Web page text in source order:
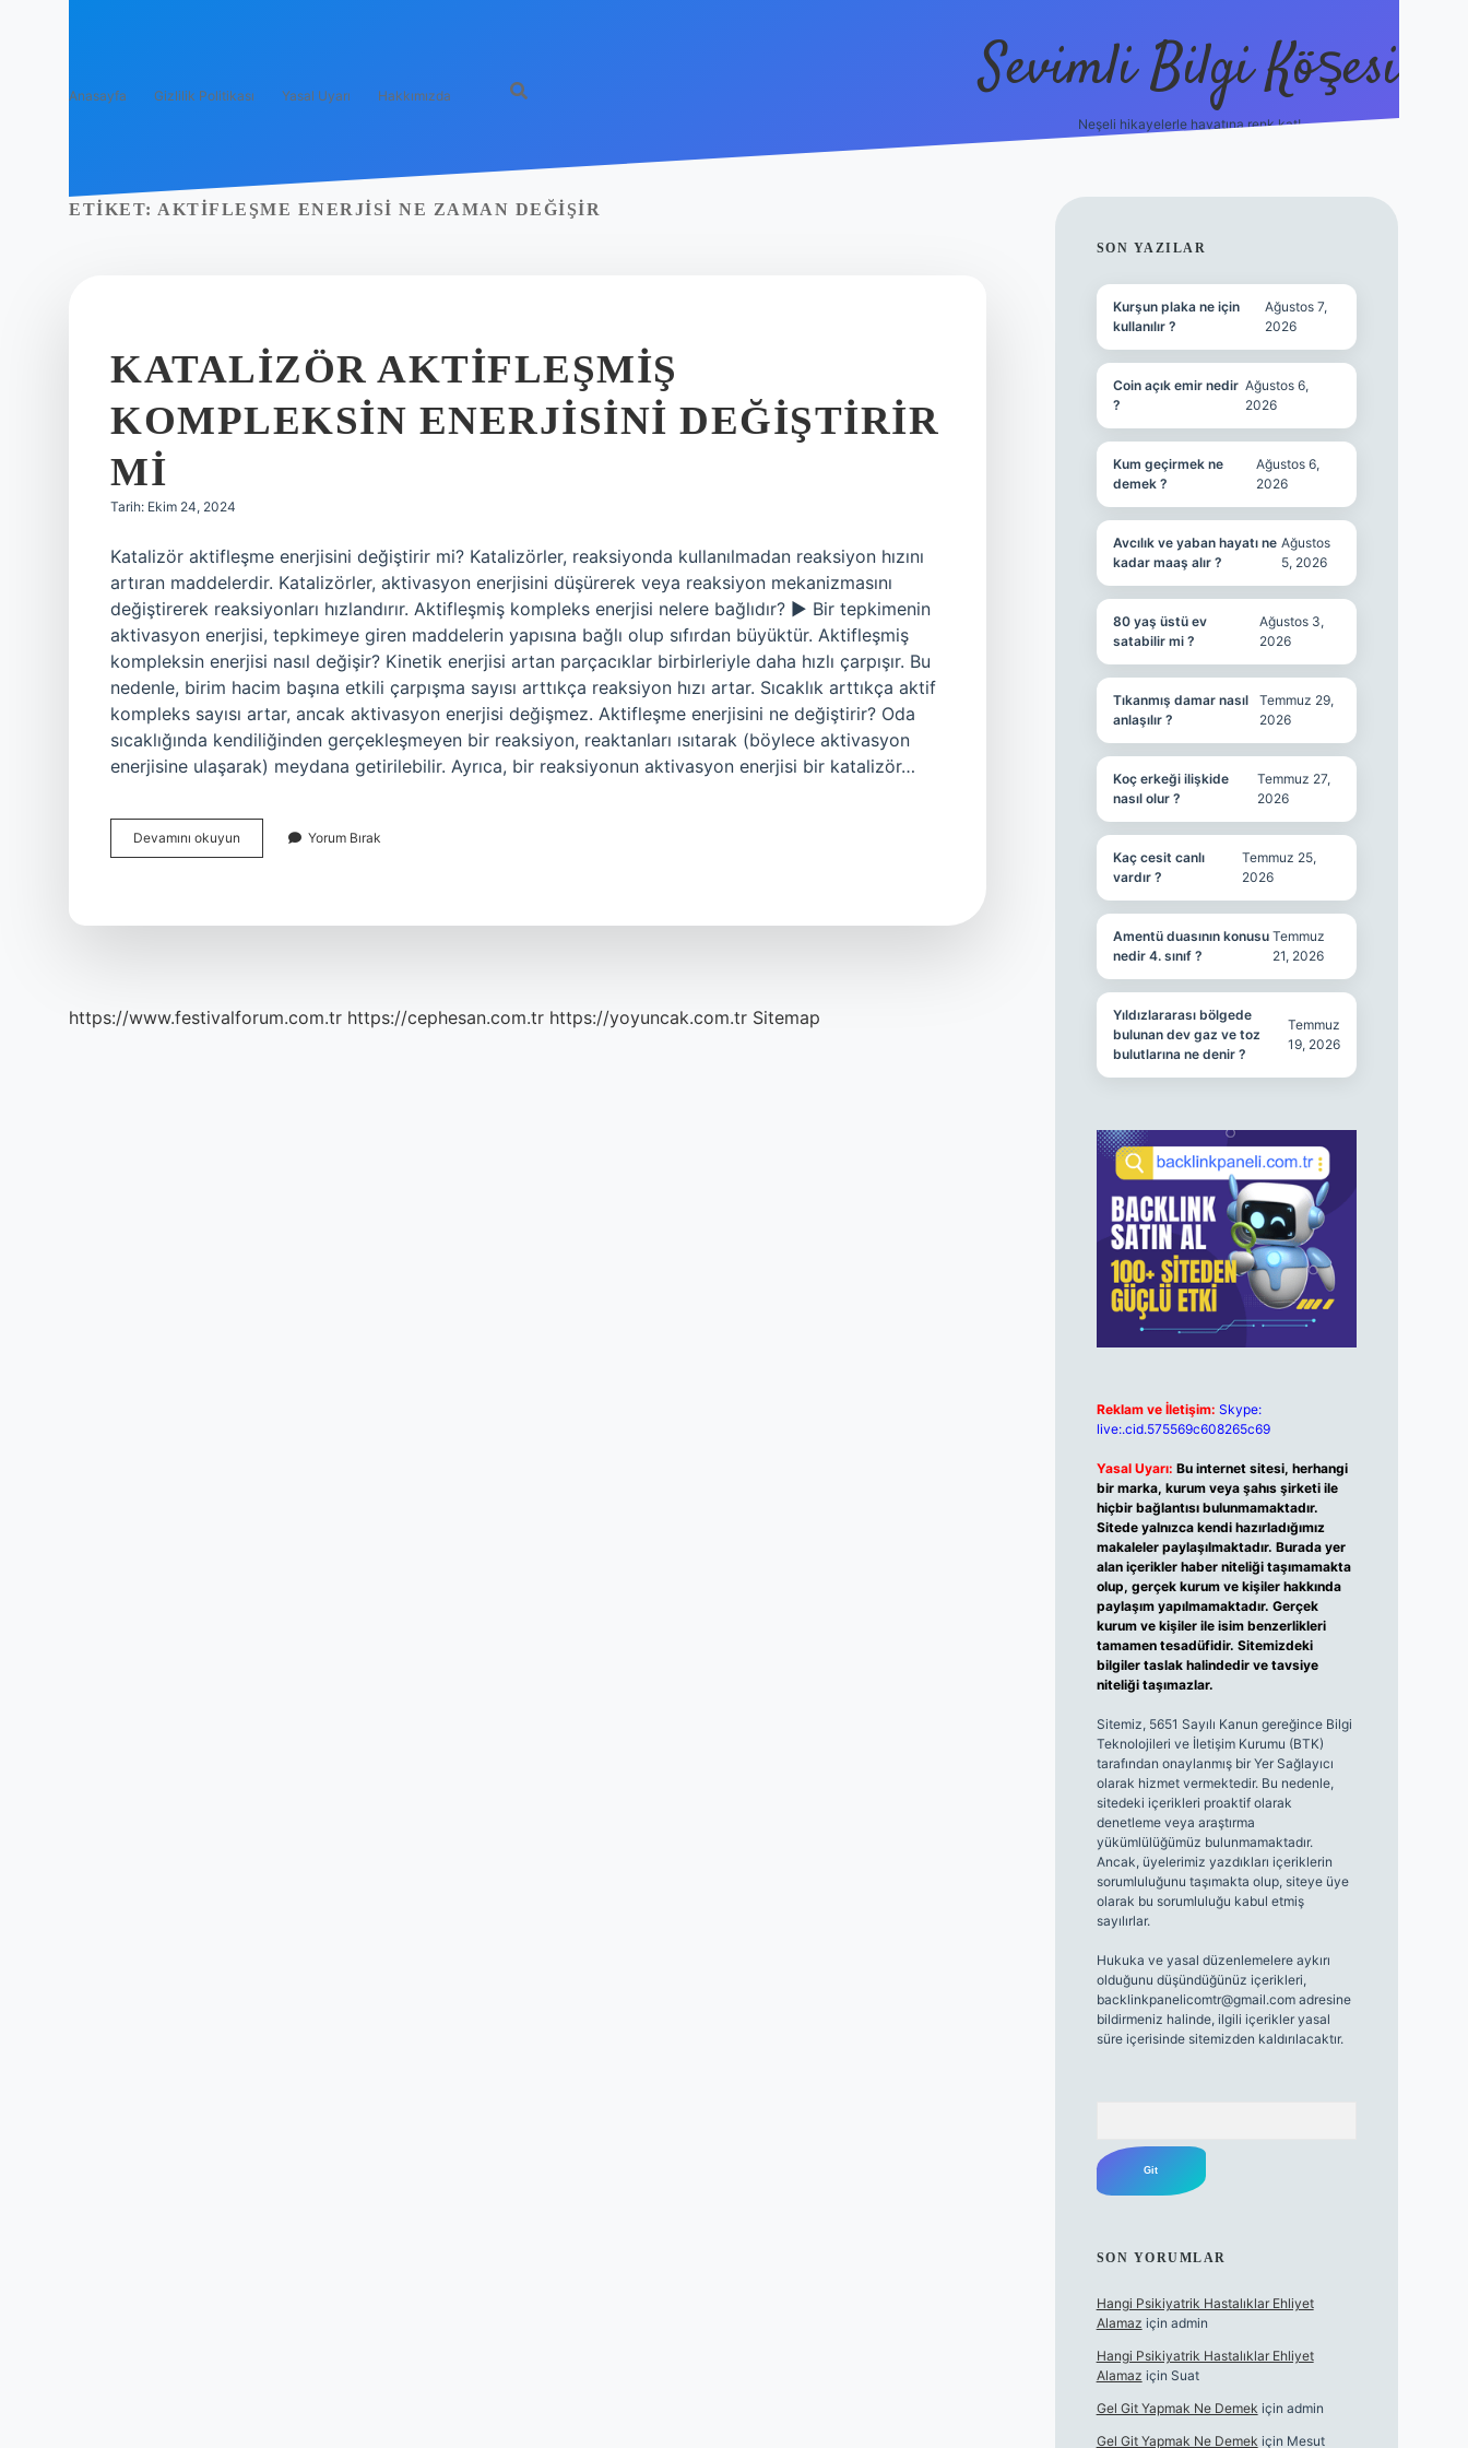
Anasayfa Gizlilik Politikası Yasal Uyarı Hakkımızda Sevimli Bilgi Köşesi
Neşeli hikayelerle hayatına renk kat!
ETIKET: AKTIFLEŞME ENERJISI NE ZAMAN DEĞIŞIR
KATALIZÖR AKTIFLEŞMIŞ
KOMPLEKSIN ENERJISINI DEĞIŞTIRIR
MI
Tarih: Ekim 24, 2024
Katalizör aktifleşme enerjisini değiştirir mi? Katalizörler, reaksiyonda kullanılmadan reaksiyon hızını
artıran maddelerdir. Katalizörler, aktivasyon enerjisini düşürerek veya reaksiyon mekanizmasını
değiştirerek reaksiyonları hızlandırır. Aktifleşmiş kompleks enerjisi nelere bağlıdır? ▶ Bir tepkimenin
aktivasyon enerjisi, tepkimeye giren maddelerin yapısına bağlı olup sıfırdan büyüktür. Aktifleşmiş
kompleksin enerjisi nasıl değişir? Kinetik enerjisi artan parçacıklar birbirleriyle daha hızlı çarpışır. Bu
nedenle, birim hacim başına etkili çarpışma sayısı arttıkça reaksiyon hızı artar. Sıcaklık arttıkça aktif
kompleks sayısı artar, ancak aktivasyon enerjisi değişmez. Aktifleşme enerjisini ne değiştirir? Oda
sıcaklığında kendiliğinden gerçekleşmeyen bir reaksiyon, reaktanları ısıtarak (böylece aktivasyon
enerjisine ulaşarak) meydana getirilebilir. Ayrıca, bir reaksiyonun aktivasyon enerjisi bir katalizör…
Devamını okuyun Katalizör
Aktifleşmiş
Yorum Bırak
https://www.festivalforum.com.tr https://cephesan.com.tr https://yoyuncak.com.tr Sitemap
SIDEBAR
SON YAZILAR
Kurşun plaka ne için
kullanılır ?
Ağustos 7,
2026
Coin açık emir nedir
?
Ağustos 6,
2026
Kum geçirmek ne
demek ?
Ağustos 6,
2026
Avcılık ve yaban hayatı ne
kadar maaş alır ?
Ağustos
5, 2026
80 yaş üstü ev
satabilir mi ?
Ağustos 3,
2026
Tıkanmış damar nasıl
anlaşılır ?
Temmuz 29,
2026
Koç erkeği ilişkide
nasıl olur ?
Temmuz 27,
2026
Kaç cesit canlı
vardır ?
Temmuz 25,
2026
Amentü duasının konusu
nedir 4. sınıf ?
Temmuz
21, 2026
Yıldızlararası bölgede
bulunan dev gaz ve toz
bulutlarına ne denir ?
Temmuz
19, 2026
Reklam ve İletişim: Skype:
live:.cid.575569c608265c69
Yasal Uyarı: Bu internet sitesi, herhangi
bir marka, kurum veya şahıs şirketi ile
hiçbir bağlantısı bulunmamaktadır.
Sitede yalnızca kendi hazırladığımız
makaleler paylaşılmaktadır. Burada yer
alan içerikler haber niteliği taşımamakta
olup, gerçek kurum ve kişiler hakkında
paylaşım yapılmamaktadır. Gerçek
kurum ve kişiler ile isim benzerlikleri
tamamen tesadüfidir. Sitemizdeki
bilgiler taslak halindedir ve tavsiye
niteliği taşımazlar.
Sitemiz, 5651 Sayılı Kanun gereğince Bilgi
Teknolojileri ve İletişim Kurumu (BTK)
tarafından onaylanmış bir Yer Sağlayıcı
olarak hizmet vermektedir. Bu nedenle,
sitedeki içerikleri proaktif olarak
denetleme veya araştırma
yükümlülüğümüz bulunmamaktadır.
Ancak, üyelerimiz yazdıkları içeriklerin
sorumluluğunu taşımakta olup, siteye üye
olarak bu sorumluluğu kabul etmiş
sayılırlar.
Hukuka ve yasal düzenlemelere aykırı
olduğunu düşündüğünüz içerikleri,
backlinkpanelicomtr@gmail.comadresine
bildirmeniz halinde, ilgili içerikler yasal
süre içerisinde sitemizden kaldırılacaktır.
SON YORUMLAR
Hangi Psikiyatrik Hastalıklar Ehliyet
Alamaz için admin
Hangi Psikiyatrik Hastalıklar Ehliyet
Alamaz için Suat
Gel Git Yapmak Ne Demek için admin
Gel Git Yapmak Ne Demek için Mesut
hiltonbet güncel giriş